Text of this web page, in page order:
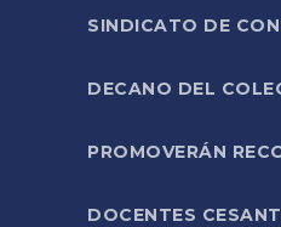
SINDICATO DE
DECANO DEL
PROMOVERÁN
DOCENTES